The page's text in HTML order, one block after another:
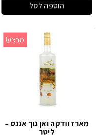
הוספה לסל
מבצע!
מארז וודקה ואן גוך אננס –
ליטר